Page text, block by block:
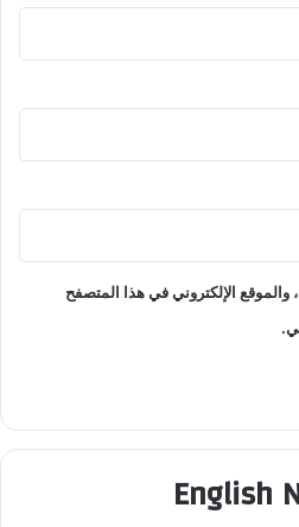
الإلكتروني في هذا المتصفح
English